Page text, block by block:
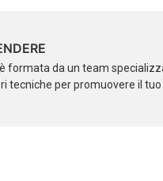
formata da un team
tecniche per promuovere il tuo